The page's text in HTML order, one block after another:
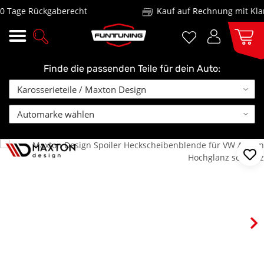
Rückgaberecht Kauf auf Rechnung mit
Finde die passenden Teile für dein Auto: